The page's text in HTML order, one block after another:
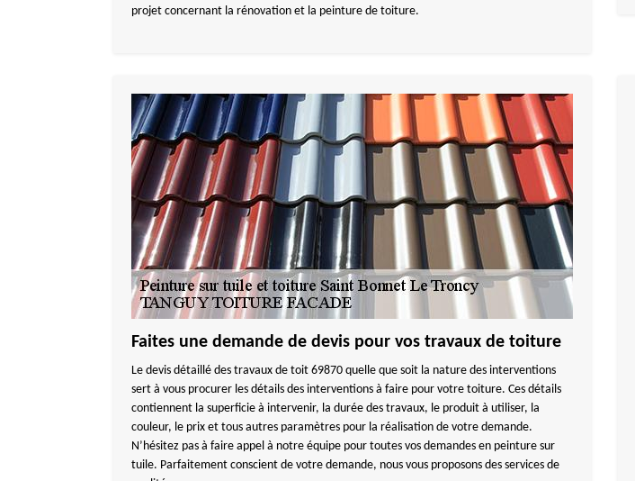
projet concernant la rénovation et la peinture de toiture.
Faites une demande de devis pour vos travaux de toiture
Le devis détaillé des travaux de toit 69870 quelle que soit la nature des interventions
sert à vous procurer les détails des interventions à faire pour votre toiture. Ces détails
contiennent la superficie à intervenir, la durée des travaux, le produit à utiliser, la
couleur, le prix et tous autres paramètres pour la réalisation de votre demande.
N’hésitez pas à faire appel à notre équipe pour toutes vos demandes en peinture sur
tuile. Parfaitement conscient de votre demande, nous vous proposons des services de